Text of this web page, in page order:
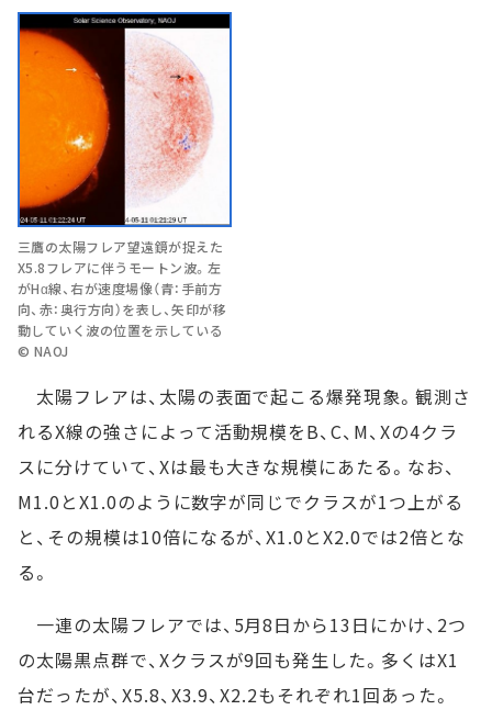
三鷹の太陽フレア望遠鏡が捉えた
X5.8フレアに伴うモートン波。左
がHα線、右が速度場像（青：手前方
向、赤：奥行方向）を表し、矢印が移
動していく波の位置を示している
© NAOJ
太陽フレアは、太陽の表面で起こる爆発現象。観測さ
れるX線の強さによって活動規模をB、C、M、Xの4クラ
スに分けていて、Xは最も大きな規模にあたる。なお、
M1.0とX1.0のように数字が同じでクラスが1つ上がる
と、その規模は10倍になるが、X1.0とX2.0では2倍とな
る。
一連の太陽フレアでは、5月8日から13日にかけ、2つ
の太陽黒点群で、Xクラスが9回も発生した。多くはX1
台だったが、X5.8、X3.9、X2.2もそれぞれ1回あった。